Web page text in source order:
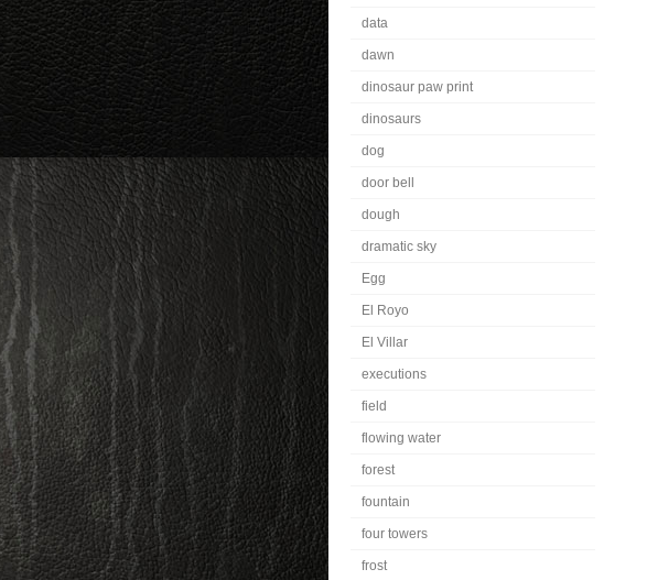
data
dawn
dinosaur paw print
dinosaurs
dog
door bell
dough
dramatic sky
Egg
El Royo
El Villar
executions
field
flowing water
forest
fountain
four towers
frost